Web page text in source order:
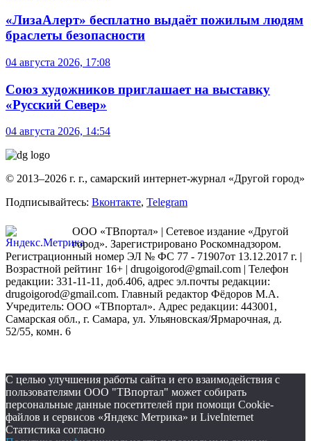
«ЛизаАлерт» бесплатно выдаёт пожилым людям
браслеты безопасности
04 августа 2026, 17:08
Союз художников приглашает на выставку
«Русский Север»
04 августа 2026, 14:54
© 2013–2026 г. г., самарский интернет-журнал «Другой город»
Подписывайтесь: Вконтакте, Telegram
ООО «ТВпортал» | Сетевое издание «Другой
город». Зарегистрировано Роскомнадзором.
Регистрационный номер ЭЛ № ФС 77 - 71907от 13.12.2017 г. |
Возрастной рейтинг 16+ | drugoigorod@gmail.com | Телефон
редакции: 331-11-11, доб.406, адрес эл.почты редакции:
drugoigorod@gmail.com. Главный редактор Фёдоров М.А.
Учредитель: ООО «ТВпортал». Адрес редакции: 443001,
Самарская обл., г. Самара, ул. Ульяновская/Ярмарочная, д.
52/55, комн. 6
С целью улучшения работы сайта и его взаимодействия с
пользователями ООО "ТВпортал" может собирать
персональные данные посетителей при помощи Cookie-
файлов и сервисов «Яндекс Метрика» и LiveInternet
Статистика согласно